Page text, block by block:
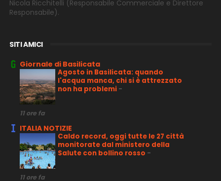
Nicola Ricchitelli (Responsabile Commerciale e Direttore
Responsabile).
SITI AMICI
Giornale di Basilicata
Agosto in Basilicata: quando
l'acqua manca, chi si è attrezzato
non ha problemi -
11 ore fa
ITALIA NOTIZIE
Caldo record, oggi tutte le 27 città
monitorate dal ministero della
Salute con bollino rosso -
11 ore fa